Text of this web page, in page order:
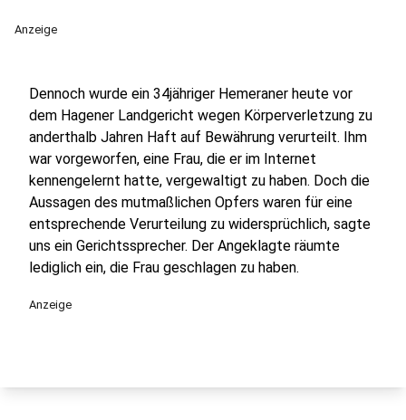
Anzeige
Dennoch wurde ein 34jähriger Hemeraner heute vor
dem Hagener Landgericht wegen Körperverletzung zu
anderthalb Jahren Haft auf Bewährung verurteilt. Ihm
war vorgeworfen, eine Frau, die er im Internet
kennengelernt hatte, vergewaltigt zu haben. Doch die
Aussagen des mutmaßlichen Opfers waren für eine
entsprechende Verurteilung zu widersprüchlich, sagte
uns ein Gerichtssprecher. Der Angeklagte räumte
lediglich ein, die Frau geschlagen zu haben.
Anzeige